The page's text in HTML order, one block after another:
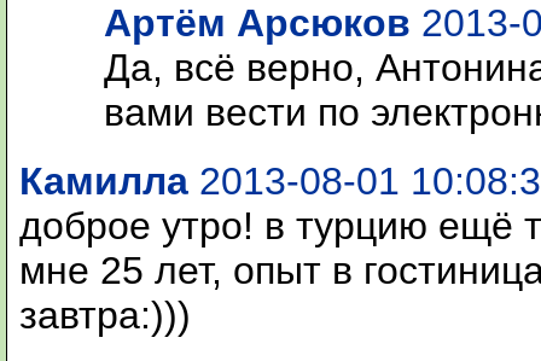
Артём Арсюков 2013-
Да, всё верно,
вами вести по
Камилла 2013-08-01
доброе утро! в турцию ещё
мне 25 лет, опыт в
завтра:)))